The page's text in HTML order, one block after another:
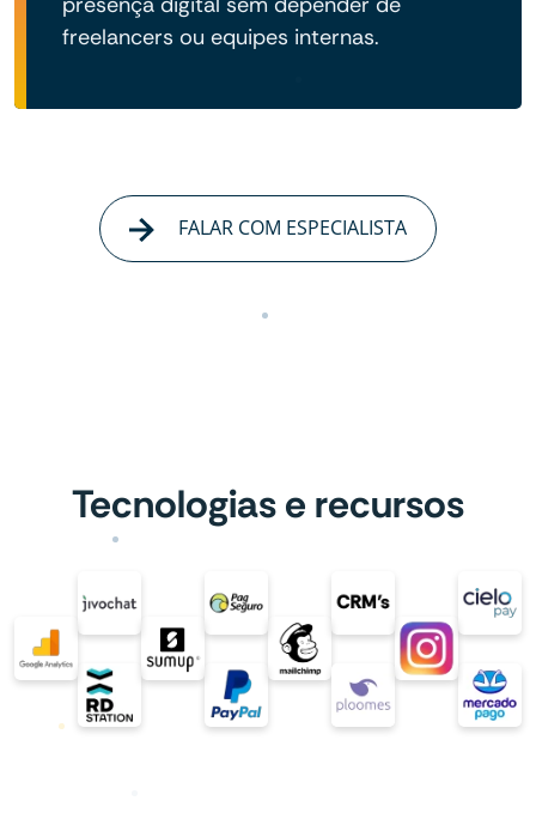
freelancers ou equipes internas.
FALAR COM ESPECIALISTA
Tecnologias e recursos